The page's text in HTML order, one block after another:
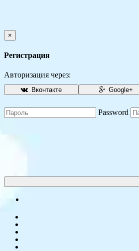
×
Регистрация
Авторизация через:
Вконтакте Google+
Password